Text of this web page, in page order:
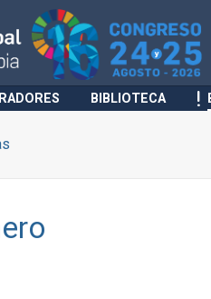
BIBLIOTECA